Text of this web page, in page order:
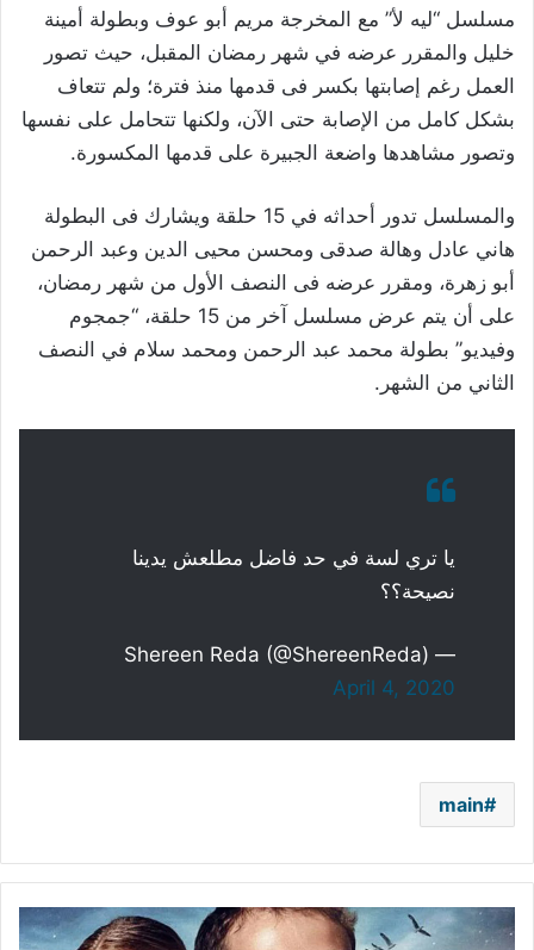
مسلسل “ليه لأ” مع المخرجة مريم أبو عوف وبطولة أمينة
خليل والمقرر عرضه في شهر رمضان المقبل، حيث تصور
العمل رغم إصابتها بكسر فى قدمها منذ فترة؛ ولم تتعاف
بشكل كامل من الإصابة حتى الآن، ولكنها تتحامل على نفسها
وتصور مشاهدها واضعة الجبيرة على قدمها المكسورة.
والمسلسل تدور أحداثه في 15 حلقة ويشارك فى البطولة
هاني عادل وهالة صدقى ومحسن محيى الدين وعبد الرحمن
أبو زهرة، ومقرر عرضه فى النصف الأول من شهر رمضان،
على أن يتم عرض مسلسل آخر من 15 حلقة، “جمجوم
وفيديو” بطولة محمد عبد الرحمن ومحمد سلام في النصف
الثاني من الشهر.
يا تري لسة في حد فاضل مطلعش يدينا
نصيحة؟؟
— Shereen Reda (@ShereenReda)
April 4, 2020
main
بطل
فيلم